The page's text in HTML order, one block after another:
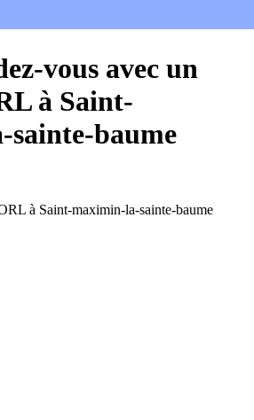
vous avec un
à Saint-
baume
à Saint-maximin-la-sainte-baume